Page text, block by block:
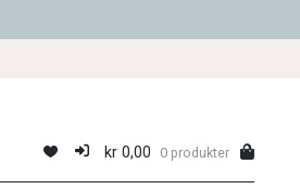
kr0,00 0 produkter